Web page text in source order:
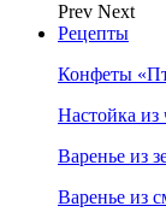
Prev Next
Рецепты
Конфеты
Настойка
Варенье из
Варенье из